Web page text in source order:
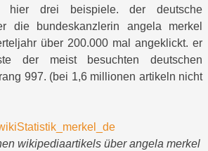
hier drei beispiele. der deutsche
die bundeskanzlerin angela merkel
über 200.000 mal angeklickt. er
der meist besuchten deutschen
997. (bei 1,6 millionen artikeln nicht
wikipediaartikels über angela merkel